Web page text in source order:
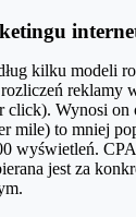
kilku modeli
reklamy
click). Wynosi
mile) to mniej
wyświetleń.
jest za